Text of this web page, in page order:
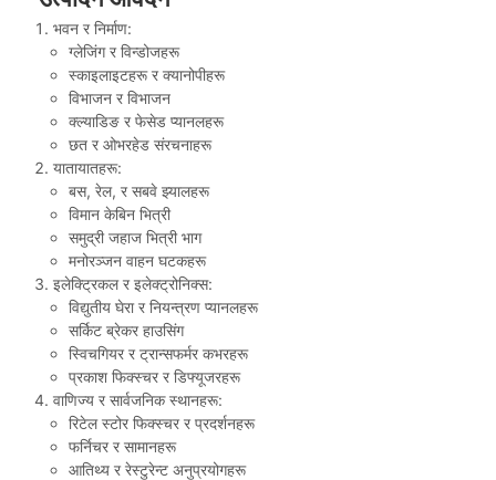
भवन र निर्माण:
ग्लेजिंग र विन्डोजहरू
स्काइलाइटहरू र क्यानोपीहरू
विभाजन र विभाजन
क्ल्याडिङ र फेसेड प्यानलहरू
छत र ओभरहेड संरचनाहरू
यातायातहरू:
बस, रेल, र सबवे झ्यालहरू
विमान केबिन भित्री
समुद्री जहाज भित्री भाग
मनोरञ्जन वाहन घटकहरू
इलेक्ट्रिकल र इलेक्ट्रोनिक्स:
विद्युतीय घेरा र नियन्त्रण प्यानलहरू
सर्किट ब्रेकर हाउसिंग
स्विचगियर र ट्रान्सफर्मर कभरहरू
प्रकाश फिक्स्चर र डिफ्यूजरहरू
वाणिज्य र सार्वजनिक स्थानहरू:
रिटेल स्टोर फिक्स्चर र प्रदर्शनहरू
फर्निचर र सामानहरू
आतिथ्य र रेस्टुरेन्ट अनुप्रयोगहरू